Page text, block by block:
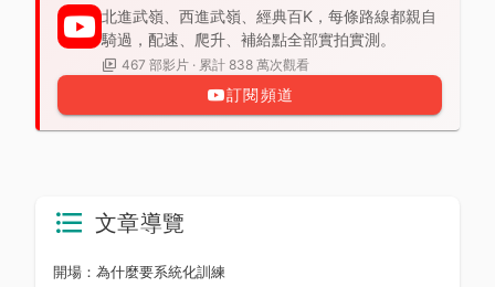
北進武嶺、西進武嶺、經典百K，每條路線都親自
騎過，配速、爬升、補給點全部實拍實測。
467 部影片 · 累計 838 萬次觀看
訂閱頻道
文章導覽
開場：為什麼要系統化訓練